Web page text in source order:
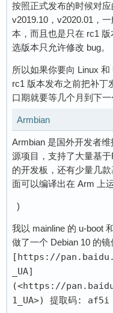
按照正式发布的时候对应
v2019.10，v2020.01，
本，而且也是只在 rc1
选版本只允许修改 bug。
所以如果你要向 Linux
rc1 版本发布之前把补丁
口期就要等几个月到下一
Armbian
Armbian 是国外开发者
源项目，支持了大量基
的开发板，还有少量几
面可以编译出在 Arm 上
)
我以 mainline 的 u-boot
做了一个 Debian 10 的
[https://
_UA]
(<https://
1_UA>) 提取码: af5i